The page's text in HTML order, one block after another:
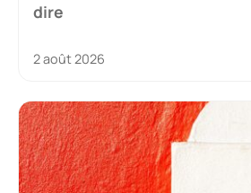
dire
2 août 2026